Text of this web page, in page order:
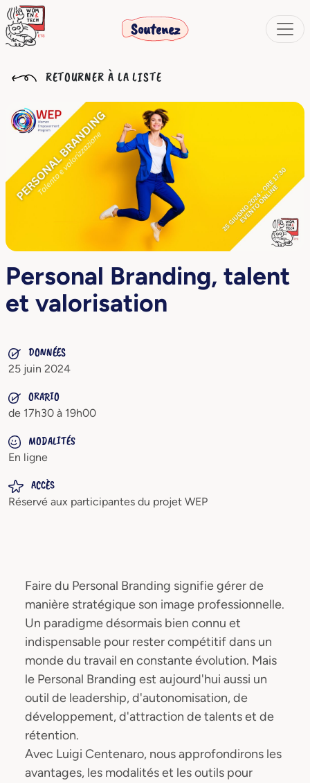
Soutenez
RETOURNER À LA LISTE
Personal Branding, talent
et valorisation
DONNÉES
25 juin 2024
ORARIO
de 17h30 à 19h00
MODALITÉS
En ligne
ACCÈS
Réservé aux participantes du projet WEP
Faire du Personal Branding signifie gérer de
manière stratégique son image professionnelle.
Un paradigme désormais bien connu et
indispensable pour rester compétitif dans un
monde du travail en constante évolution. Mais
le Personal Branding est aujourd'hui aussi un
outil de leadership, d'autonomisation, de
développement, d'attraction de talents et de
rétention.
Avec Luigi Centenaro, nous approfondirons les
avantages, les modalités et les outils pour